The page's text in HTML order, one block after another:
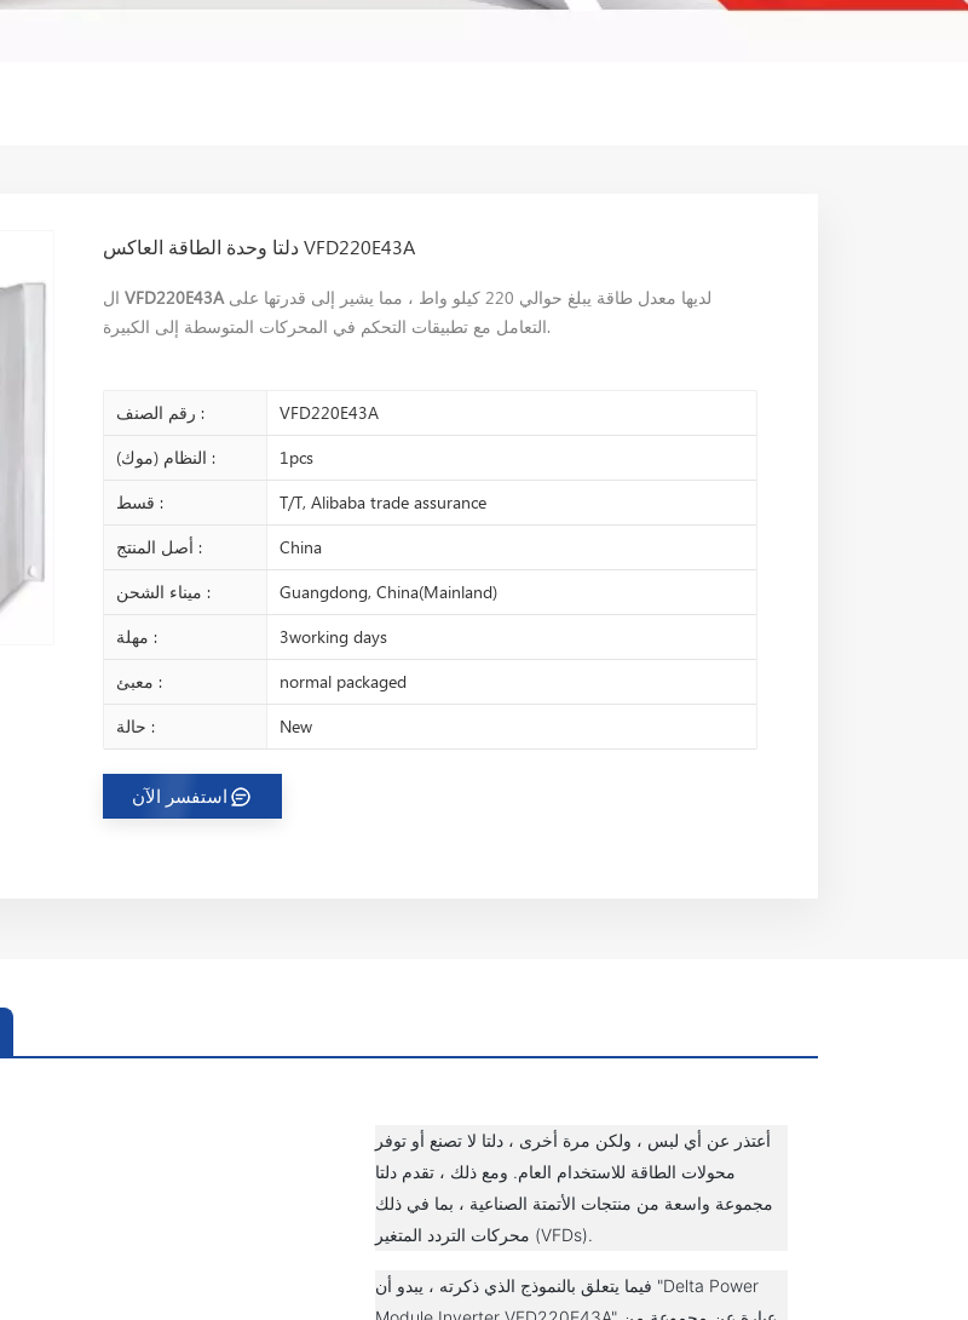
دلتا وحدة الطاقة العاكس VFD220E43A
VFD220E43A لديها معدل طاقة يبلغ حوالي 220 كيلو واط ، مما يشير إلى قدرتها على
التعامل مع تطبيقات التحكم في المحركات المتوسطة إلى الكبيرة.
رقم الصنف :
VFD220E43A
النظام (موك) :
1pcs
قسط :
T/T, Alibaba trade assurance
أصل المنتج :
China
ميناء الشحن :
Guangdong, China(Mainland)
مهلة :
3working days
معبئ :
normal packaged
حالة :
New
استفسر الآن
أعتذر عن أي لبس ، ولكن مرة أخرى ، دلتا لا تصنع أو توفر
محولات الطاقة للاستخدام العام. ومع ذلك ، تقدم دلتا
مجموعة واسعة من منتجات الأتمتة الصناعية ، بما في ذلك
محركات التردد المتغير (VFDs).
فيما يتعلق بالنموذج الذي ذكرته ، يبدو أن "Delta Power